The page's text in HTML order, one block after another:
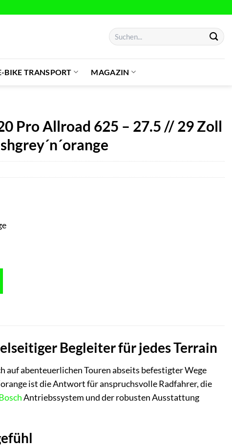
Suchen
nach:
BIKE TRANSPORT MAGAZIN
Pro Allroad 625 – 27.5 // 29 Zoll
Begleiter für jedes Terrain
auf abenteuerlichen Touren abseits befestigter Wege
ist die Antwort für anspruchsvolle Radfahrer, die
Antriebssystem und der robusten Ausstattung